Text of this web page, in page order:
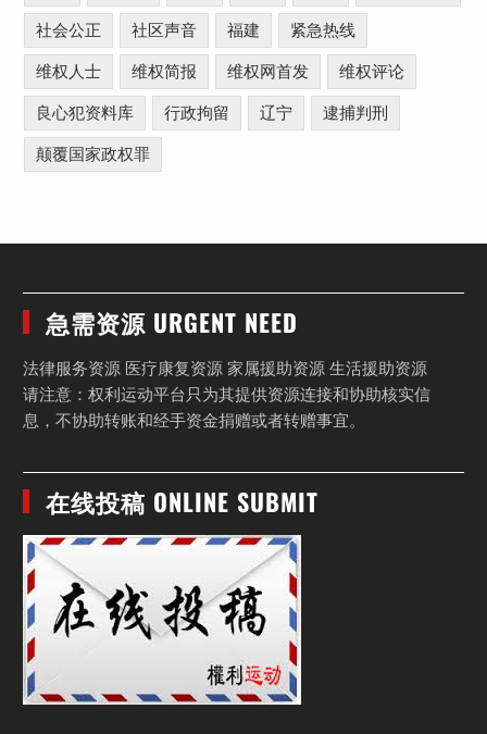
社会公正 社区声音 福建 紧急热线
维权人士 维权简报 维权网首发 维权评论
良心犯资料库 行政拘留 辽宁 逮捕判刑
颠覆国家政权罪
急需资源 URGENT NEED
法律服务资源 医疗康复资源 家属援助资源 生活援助资源
请注意：权利运动平台只为其提供资源连接和协助核实信
息，不协助转账和经手资金捐赠或者转赠事宜。
在线投稿 ONLINE SUBMIT